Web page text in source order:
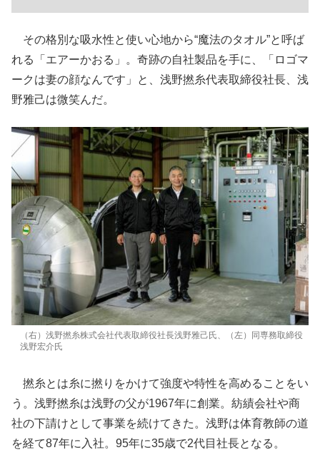
その格別な吸水性と使い心地から“魔法のタオル”と呼ば
れる「エアーかおる」。奇跡の自社製品を手に、「ロゴマ
ークは妻の顔なんです」と、浅野撚糸代表取締役社長、浅
野雅己は微笑んだ。
（右）浅野撚糸株式会社代表取締役社長浅野雅己氏、（左）同専務取締役
浅野宏介氏
撚糸とは糸に撚りをかけて強度や特性を高めることをい
う。浅野撚糸は浅野の父が1967年に創業。紡績会社や商
社の下請けとして事業を続けてきた。浅野は体育教師の道
を経て87年に入社。95年に35歳で2代目社長となる。